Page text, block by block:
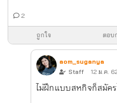
2
ถูกใจ ตอบ
aom_suganya
Staff
12 ม.ค.
ไม่ฝึกแบบสหกิจก็สมัค